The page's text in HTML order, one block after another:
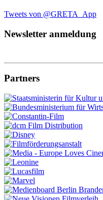
Tweets von @GRETA_App
Newsletter anmeldung
Partners